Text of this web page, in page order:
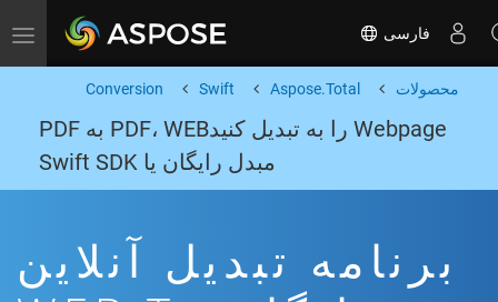
Toggle navigation فارسی
محصولات Aspose.Total
Swift
Conversion
Webpage را به تبدیل کنیدPDF، WEB به PDF
مبدل رایگان یا Swift SDK
برنامه تبدیل آنلاین